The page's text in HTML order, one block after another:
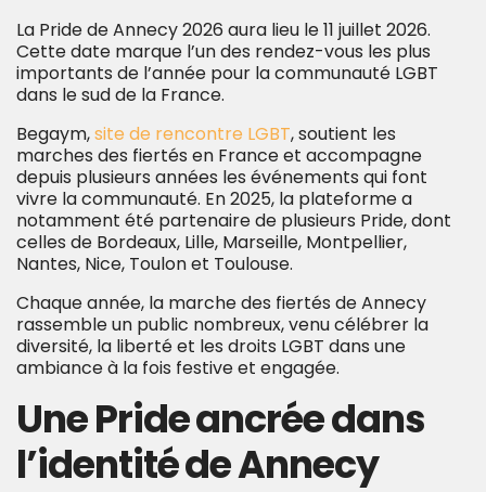
La Pride de Annecy 2026 aura lieu le 11 juillet 2026.
Cette date marque l’un des rendez-vous les plus
importants de l’année pour la communauté LGBT
dans le sud de la France.
Begaym,site de rencontre LGBT, soutient les
marches des fiertés en France et accompagne
depuis plusieurs années les événements qui font
vivre la communauté. En 2025, la plateforme a
notamment été partenaire de plusieurs Pride, dont
celles de Bordeaux, Lille, Marseille, Montpellier,
Nantes, Nice, Toulon et Toulouse.
Chaque année, la marche des fiertés de Annecy
rassemble un public nombreux, venu célébrer la
diversité, la liberté et les droits LGBT dans une
ambiance à la fois festive et engagée.
Une Pride ancrée dans
l’identité de Annecy